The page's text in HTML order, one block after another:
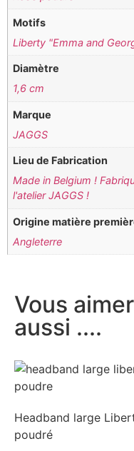
Motifs
Liberty "Emma and
Diamètre
1,6 cm
Marque
JAGGS
Lieu de Fabrication
Made in Belgium !
l'atelier JAGGS !
Origine matière
Angleterre
Vous
aussi ....
Headband large
poudré